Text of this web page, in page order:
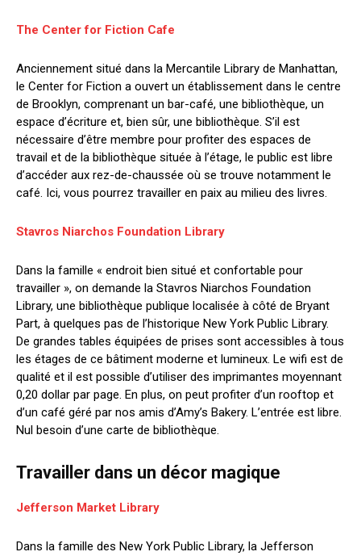
The Center for Fiction Cafe
Anciennement situé dans la Mercantile Library de Manhattan,
le Center for Fiction a ouvert un établissement dans le centre
de Brooklyn, comprenant un bar-café, une bibliothèque, un
espace d’écriture et, bien sûr, une bibliothèque. S’il est
nécessaire d’être membre pour profiter des espaces de
travail et de la bibliothèque située à l’étage, le public est libre
d’accéder aux rez-de-chaussée où se trouve notamment le
café. Ici, vous pourrez travailler en paix au milieu des livres.
Stavros Niarchos Foundation Library
Dans la famille « endroit bien situé et confortable pour
travailler », on demande la Stavros Niarchos Foundation
Library, une bibliothèque publique localisée à côté de Bryant
Part, à quelques pas de l’historique New York Public Library.
De grandes tables équipées de prises sont accessibles à tous
les étages de ce bâtiment moderne et lumineux. Le wifi est de
qualité et il est possible d’utiliser des imprimantes moyennant
0,20 dollar par page. En plus, on peut profiter d’un rooftop et
d’un café géré par nos amis d’Amy’s Bakery. L’entrée est libre.
Nul besoin d’une carte de bibliothèque.
Travailler dans un décor magique
Jefferson Market Library
Dans la famille des New York Public Library, la Jefferson